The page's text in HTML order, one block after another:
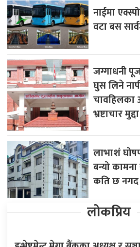
नाईमा
वटा बस
जग्गाधनी
घुस लिने
चावहिलका
भ्रष्टाचार मुद्दा
लाभाशं
बन्यो
कति छ नगद
लोकप्रिय